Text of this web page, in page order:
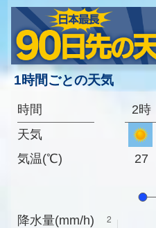
1時間ごとの天気
時間
天気
気温(℃)
降水量(mm/h)
2時
27